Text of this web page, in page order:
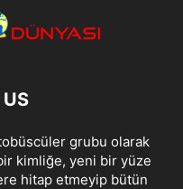
grubu olarak
kimliğe, yeni bir yüze
hitap etmeyip bütün